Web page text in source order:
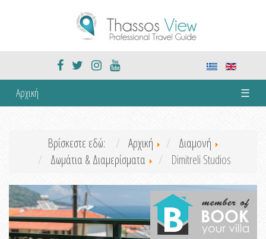
Αρχική ☰
Βρίσκεστε εδώ: Αρχική
Διαμονή
Δωμάτια & Διαμερίσματα
Dimitreli Studios